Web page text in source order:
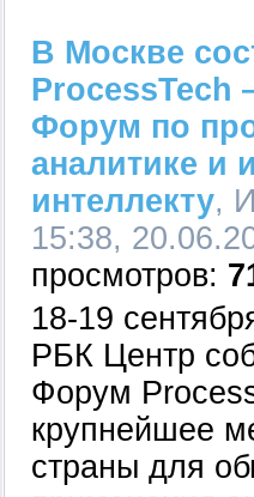
В Москве
Форум по
аналитике и
интеллекту,
15:38,
18-19
РБК Центр
Форум
крупнейшее
страны для